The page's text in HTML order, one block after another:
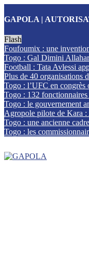
GAPOLA |
Flash
Foufoumix : une
Togo : Gal Dimini
Football : Tata Avlessi
Plus de 40 organisations
Togo : l’UFC en congrès
Togo : 132 fonctionnaires
Togo : le gouvernement
Agropole pilote de Kara
Togo : une ancienne
Togo : les